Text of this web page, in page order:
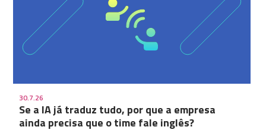
30.7.26
Se a IA já traduz tudo, por que a empresa
ainda precisa que o time fale inglês?